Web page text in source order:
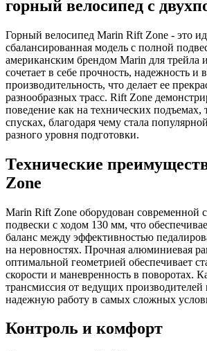
горный велосипед с
Горный велосипед Marin Rift Zone - это
сбалансированная модель с полной
американским брендом Marin для трейла
сочетает в себе прочность, надежность и
производительность, что делает ее
разнообразных трасс. Rift Zone
поведение как на технических подъемах,
спусках, благодаря чему стала
разного уровня подготовки.
Технические
Zone
Marin Rift Zone оборудован современной
подвески с ходом 130 мм, что
баланс между эффективностью
на неровностях. Прочная алюминиевая
оптимальной геометрией обеспечивает
скорости и маневренность в поворотах.
трансмиссия от ведущих производителей
надежную работу в самых сложных
Контроль и комфорт